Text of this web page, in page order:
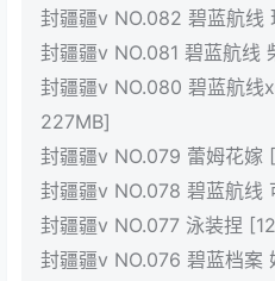
封疆疆v NO.082 碧蓝航
封疆疆v NO.081 碧蓝航线
封疆疆v NO.080 碧蓝航线
227MB]
封疆疆v NO.079 蕾姆花嫁
封疆疆v NO.078 碧蓝航线
封疆疆v NO.077 泳装捏
封疆疆v NO.076 碧蓝档案